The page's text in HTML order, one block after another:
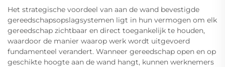
Het strategische voordeel van aan de wand bevestigde
gereedschapsopslagsystemen ligt in hun vermogen om elk
gereedschap zichtbaar en direct toegankelijk te houden,
waardoor de manier waarop werk wordt uitgevoerd
fundamenteel verandert. Wanneer gereedschap open en op
geschikte hoogte aan de wand hangt, kunnen werknemers